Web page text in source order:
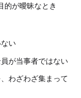
的が曖昧なとき
い
が当事者ではない
わざわざ集まって